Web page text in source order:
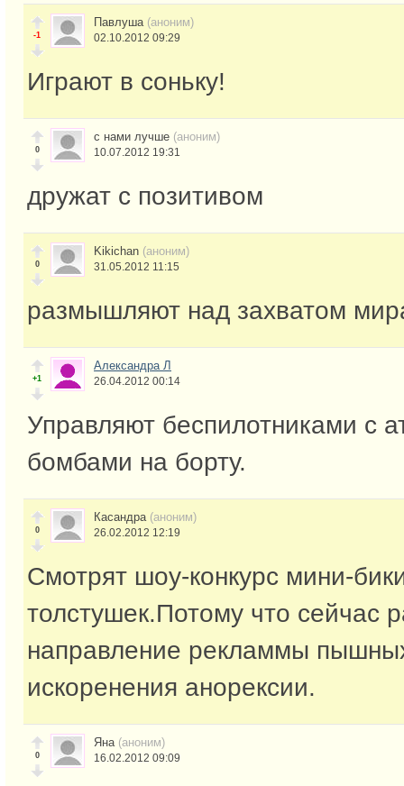
-1
Павлуша (аноним)
02.10.2012 09:29
Играют в соньку!
0
с нами лучше (аноним)
10.07.2012 19:31
дружат с позитивом
0
Kikichan (аноним)
31.05.2012 11:15
размышляют над захватом
+1
Александра Л
26.04.2012 00:14
Управляют беспилотниками с
бомбами на борту.
0
Касандра (аноним)
26.02.2012 12:19
Смотрят шоу-конкурс мини-
толстушек.Потому что сейчас
направление рекламмы
искоренения анорексии.
0
Яна (аноним)
16.02.2012 09:09